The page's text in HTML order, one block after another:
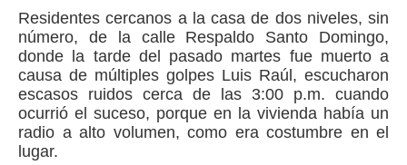
Residentes cercanos a la casa de dos niveles, sin
número, de la calle Respaldo Santo Domingo,
donde la tarde del pasado martes fue muerto a
causa de múltiples golpes Luis Raúl, escucharon
escasos ruidos cerca de las 3:00 p.m. cuando
ocurrió el suceso, porque en la vivienda había un
radio a alto volumen, como era costumbre en el
lugar.